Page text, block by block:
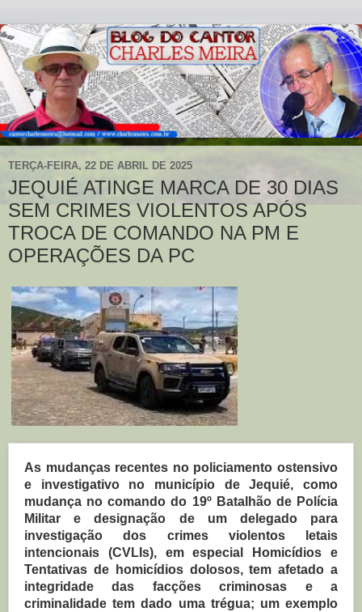
TERÇA-FEIRA, 22 DE ABRIL DE 2025
JEQUIÉ ATINGE MARCA DE 30 DIAS
SEM CRIMES VIOLENTOS APÓS
TROCA DE COMANDO NA PM E
OPERAÇÕES DA PC
As mudanças recentes no policiamento ostensivo
e investigativo no município de Jequié, como
mudança no comando do 19º Batalhão de Polícia
Militar e designação de um delegado para
investigação dos crimes violentos letais
intencionais (CVLIs), em especial Homicídios e
Tentativas de homicídios dolosos, tem afetado a
integridade das facções criminosas e a
criminalidade tem dado uma trégua; um exemplo